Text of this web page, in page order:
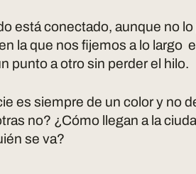
está conectado, aunque no
la que nos fijemos a lo
punto a otro sin perder el hilo.
es siempre de un color y no
no? ¿Cómo llegan a la
se va?